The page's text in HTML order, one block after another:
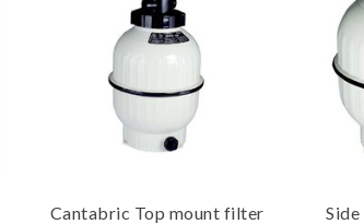
Cantabric Top mount filter